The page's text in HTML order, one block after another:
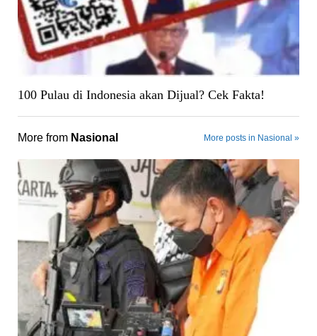
100 Pulau di Indonesia akan Dijual? Cek Fakta!
More from Nasional More posts in Nasional »